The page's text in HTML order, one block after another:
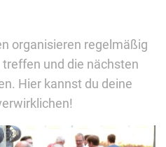
organisieren regelmäßig
und die nächsten
Hier kannst du deine